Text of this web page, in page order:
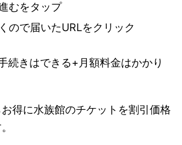
むをタップ
ので届いたURLをクリック
続きはできる+月額料金はかかり
得に水族館のチケットを割引価格